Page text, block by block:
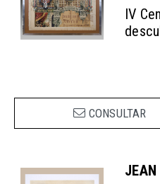
IV
CONSULTAR
JEAN